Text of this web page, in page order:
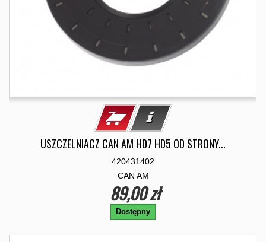
USZCZELNIACZ CAN AM HD7 HD5 OD STRONY...
420431402
CAN AM
89,00 zł
Dostępny